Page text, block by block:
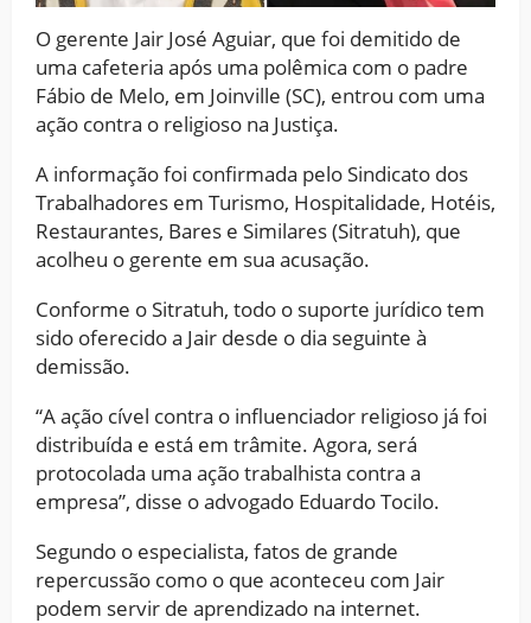
O gerente Jair José Aguiar, que foi demitido de
uma cafeteria após uma polêmica com o padre
Fábio de Melo, em Joinville (SC), entrou com uma
ação contra o religioso na Justiça.
A informação foi confirmada pelo Sindicato dos
Trabalhadores em Turismo, Hospitalidade, Hotéis,
Restaurantes, Bares e Similares (Sitratuh), que
acolheu o gerente em sua acusação.
Conforme o Sitratuh, todo o suporte jurídico tem
sido oferecido a Jair desde o dia seguinte à
demissão.
“A ação cível contra o influenciador religioso já foi
distribuída e está em trâmite. Agora, será
protocolada uma ação trabalhista contra a
empresa”, disse o advogado Eduardo Tocilo.
Segundo o especialista, fatos de grande
repercussão como o que aconteceu com Jair
podem servir de aprendizado na internet.